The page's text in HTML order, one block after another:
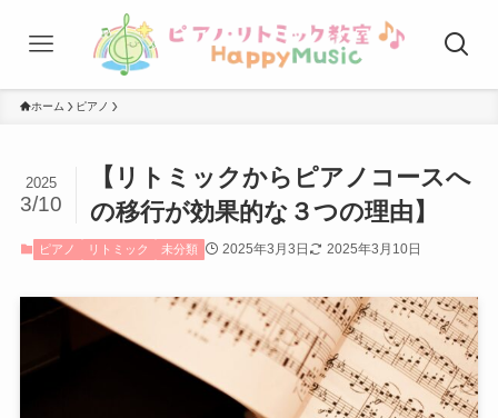
ホーム ピアノ
【リトミックからピアノコースへ
の移行が効果的な３つの理由】
2025
3/10
ピアノ リトミック 未分類 2025年3月3日 2025年3月10日